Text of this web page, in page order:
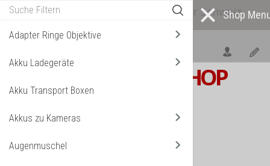
Alle* Artikel ab eigenem Lager in der Schweiz
lieferbar! *
Mehr darüber...
S W I S S PHOTOSHOP
IHR WARENKORB IST NOCH LEER.
Adapter Ringe Objektive
Akku Ladegeräte
Akku Transport Boxen
Akkus zu Kameras
Augenmuschel